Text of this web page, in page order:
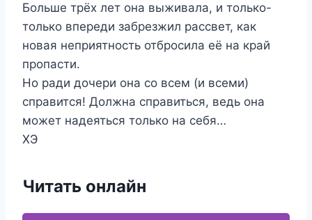
Больше трёх лет она выживала, и только-
только впереди забрезжил рассвет, как
новая неприятность отбросила её на край
пропасти.
Но ради дочери она со всем (и всеми)
справится! Должна справиться, ведь она
может надеяться только на себя…
ХЭ
Читать онлайн